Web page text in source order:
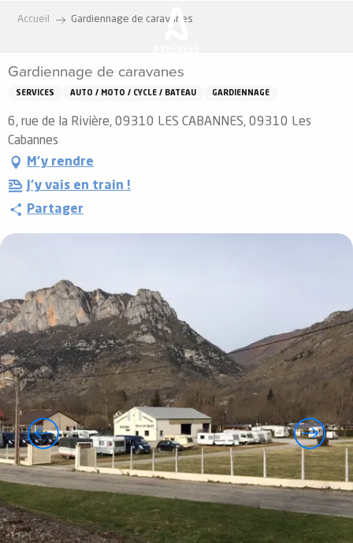
principal
Accueil Gardiennage de caravanes
Gardiennage de caravanes
SERVICES AUTO / MOTO / CYCLE / BATEAU GARDIENNAGE
6, rue de la Rivière, 09310 LES CABANNES, 09310 Les
Cabannes
M'y rendre
J'y vais en train !
Partager